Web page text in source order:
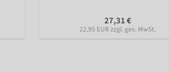
27,31 €
22,95 EUR zzgl. ges. MwSt.